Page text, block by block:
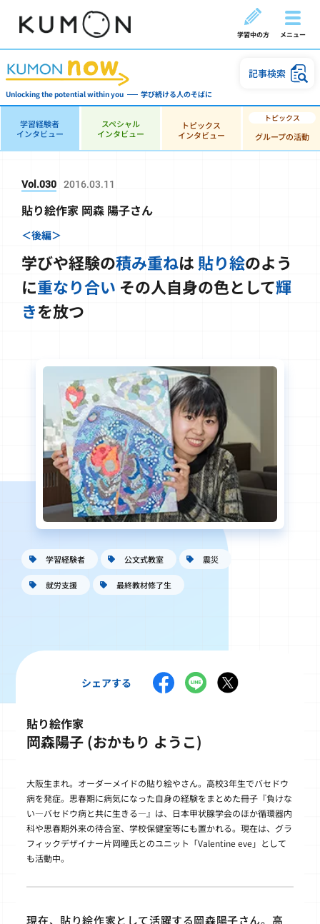
学習中の方 メニュー
Unlocking the potential within you 学び続ける人のそばに
記事検索
学習経験者
インタビュー
スペシャル
インタビュー
トピックス
インタビュー
グループの活動
Vol.030 2016.03.11
貼り絵作家 岡森 陽子さん
＜後編＞
学びや経験の積み重ねは 貼り絵のよう
に重なり合い その人自身の色として輝
きを放つ
学習経験者 公文式教室 震災
就労支援 最終教材修了生
シェアする
貼り絵作家
岡森陽子 (おかもり ようこ)
大阪生まれ。オーダーメイドの貼り絵やさん。高校3年生でバセドウ
病を発症。思春期に病気になった自身の経験をまとめた冊子『負けな
い―バセドウ病と共に生きる―』は、日本甲状腺学会のほか循環器内
科や思春期外来の待合室、学校保健室等にも置かれる。現在は、グラ
フィックデザイナー片岡瞳氏とのユニット「Valentine eve」として
も活動中。
現在、貼り絵作家として活躍する岡森陽子さん。高